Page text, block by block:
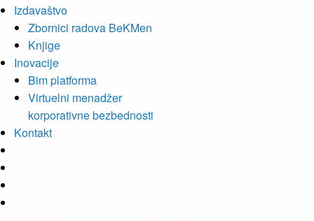
Izdavaštvo
Zbornici radova BeKMen
Knjige
Inovacije
Bim platforma
Virtuelni menadžer
korporativne bezbednosti
Kontakt